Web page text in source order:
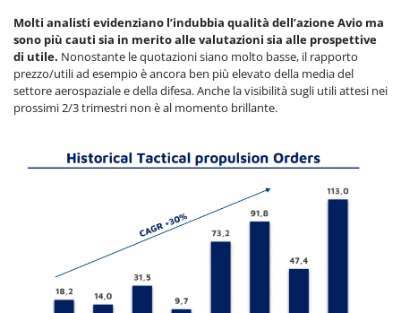
Molti analisti evidenziano l’indubbia qualità dell’azione Avio ma
sono più cauti sia in merito alle valutazioni sia alle prospettive
di utile. Nonostante le quotazioni siano molto basse, il rapporto
prezzo/utili ad esempio è ancora ben più elevato della media del
settore aerospaziale e della difesa. Anche la visibilità sugli utili attesi nei
prossimi 2/3 trimestri non è al momento brillante.